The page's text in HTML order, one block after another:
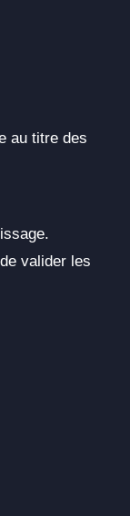
au titre des
valider les